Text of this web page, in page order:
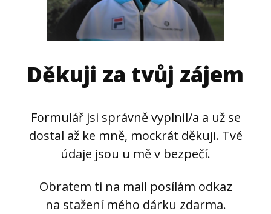
Děkuji za tvůj zájem
Formulář jsi správně vyplnil/a a už se
dostal až ke mně, mockrát děkuji. Tvé
údaje jsou u mě v bezpečí.
Obratem ti na mail posílám odkaz
na stažení mého dárku zdarma.